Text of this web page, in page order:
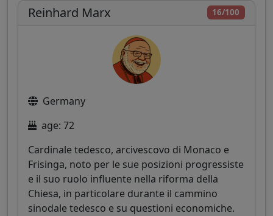
16/100
Reinhard Marx
Germany
age: 72
Cardinale tedesco, arcivescovo di Monaco e
Frisinga, noto per le sue posizioni progressiste
e il suo ruolo influente nella riforma della
Chiesa, in particolare durante il cammino
sinodale tedesco e su questioni economiche.